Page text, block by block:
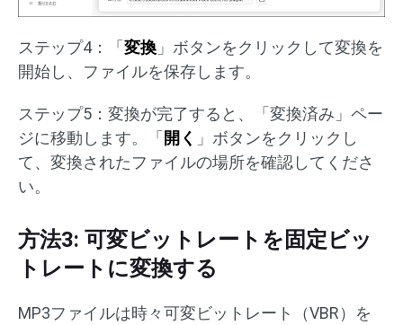
ステップ4：「 変換 」ボタンをクリックして変換を
開始し、ファイルを保存します。
ステップ5：変換が完了すると、「変換済み」ペー
ジに移動します。「 開く 」ボタンをクリックし
て、変換されたファイルの場所を確認してくださ
い。
方法3: 可変ビットレートを固定ビッ
トレートに変換する
MP3ファイルは時々可変ビットレート（VBR）を